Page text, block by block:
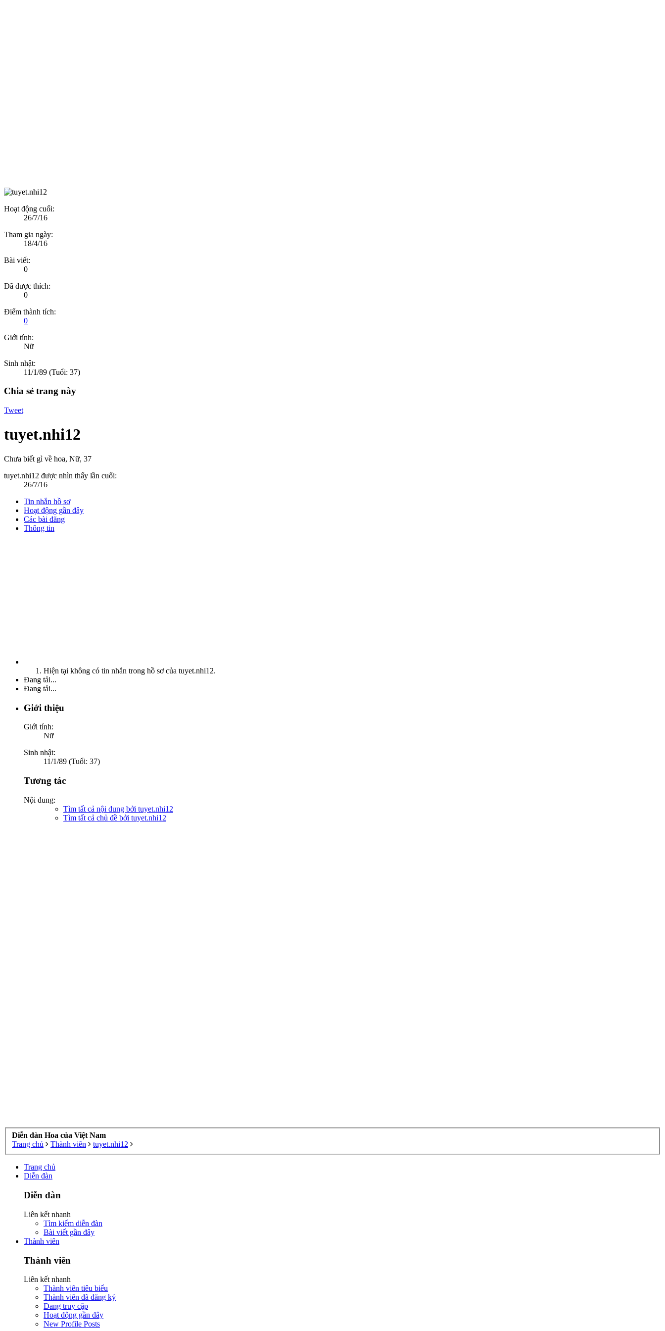
Hoạt động cuối:
26/7/16
Tham gia ngày:
18/4/16
Bài viết:
0
Đã được thích:
0
Điểm thành tích:
0
Giới tính:
Nữ
Sinh nhật:
11/1/89 (Tuổi: 37)
Chia sẻ trang này
Tweet
tuyet.nhi12
Chưa biết gì về hoa, Nữ, 37
tuyet.nhi12 được nhìn thấy lần cuối:
26/7/16
Tin nhắn hồ sơ
Hoạt động gần đây
Các bài đăng
Thông tin
Hiện tại không có tin nhắn trong hồ sơ của tuyet.nhi12.
Đang tải...
Đang tải...
Giới thiệu
Giới tính:
Nữ
Sinh nhật:
11/1/89 (Tuổi: 37)
Tương tác
Nội dung:
Tìm tất cả nội dung bởi tuyet.nhi12
Tìm tất cả chủ đề bởi tuyet.nhi12
Diễn đàn Hoa của Việt Nam
Trang chủ
Thành viên tuyet.nhi12
Trang chủ
Diễn đàn
Diễn đàn
Liên kết nhanh
Tìm kiếm diễn đàn
Bài viết gần đây
Thành viên
Thành viên
Liên kết nhanh
Thành viên tiêu biểu
Thành viên đã đăng ký
Đang truy cập
Hoạt động gần đây
New Profile Posts